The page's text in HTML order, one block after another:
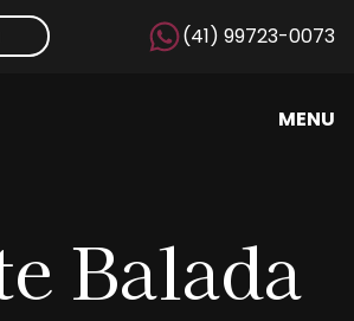
(41) 99723-0073
MENU
Balada